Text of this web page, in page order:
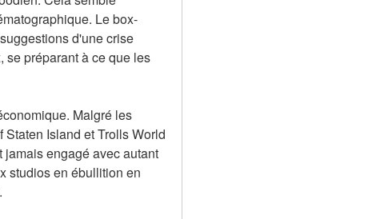
Le box-
d'une crise
se préparant à ce que les
Malgré les
Island et Trolls World
engagé avec autant
studios en ébullition en